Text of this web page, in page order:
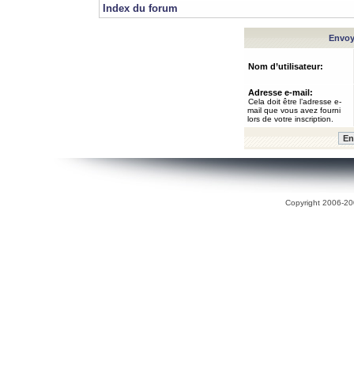
Index du forum
Nom d’utilisateur:
Adresse e-mail:
Cela doit être l’adresse e-
mail que vous avez fourni
lors de votre inscription.
Copyright 2006-